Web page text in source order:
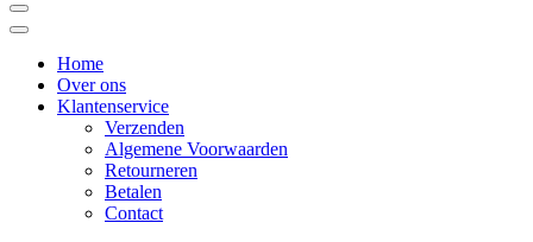
Home
Over ons
Klantenservice
Verzenden
Algemene Voorwaarden
Retourneren
Betalen
Contact